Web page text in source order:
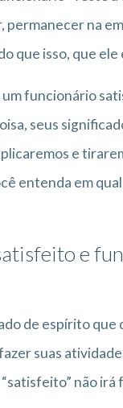
na
que isso, que
funcionário
seus
e
entenda em
e
de espírito
suas
não